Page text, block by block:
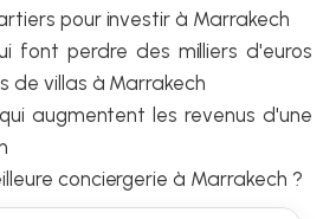
pour investir à Marrakech
font perdre des milliers d'euros
de villas à Marrakech
augmentent les revenus d'une
conciergerie à Marrakech ?